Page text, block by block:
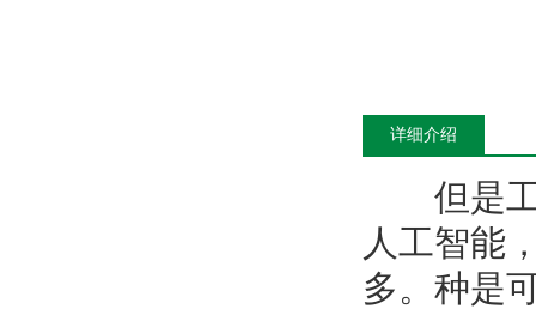
详细介绍
但是工
人工智能
多。种是